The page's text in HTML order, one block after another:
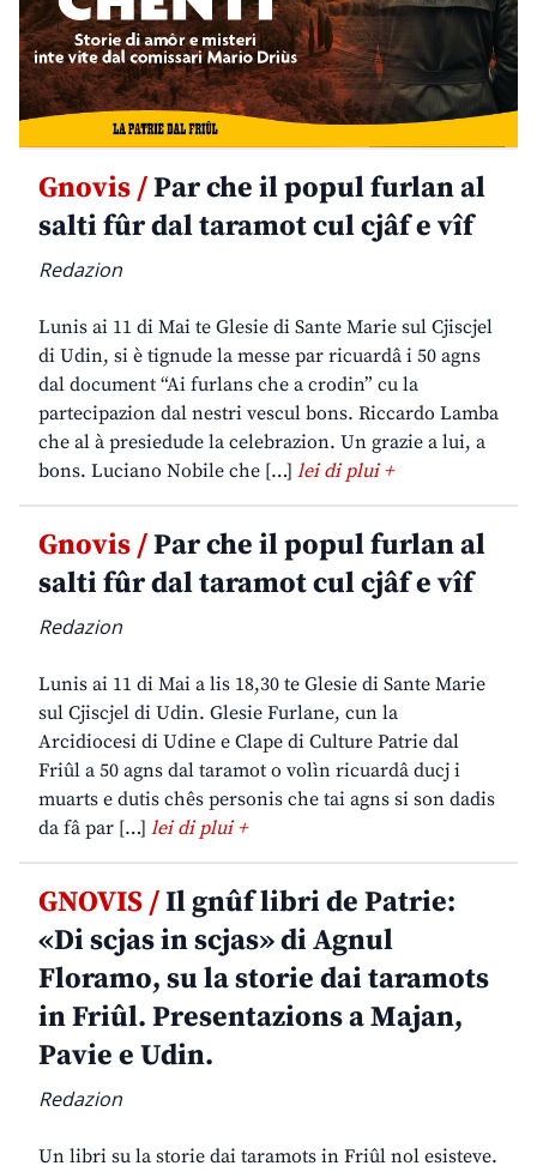
Gnovis /Par che il popul furlan al
salti fûr dal taramot cul cjâf e vîf
Redazion
Lunis ai 11 di Mai te Glesie di Sante Marie sul Cjiscjel
di Udin, si è tignude la messe par ricuardâ i 50 agns
dal document “Ai furlans che a crodin” cu la
partecipazion dal nestri vescul bons. Riccardo Lamba
che al à presiedude la celebrazion. Un grazie a lui, a
bons. Luciano Nobile che […] lei di plui +
Gnovis /Par che il popul furlan al
salti fûr dal taramot cul cjâf e vîf
Redazion
Lunis ai 11 di Mai a lis 18,30 te Glesie di Sante Marie
sul Cjiscjel di Udin. Glesie Furlane, cun la
Arcidiocesi di Udine e Clape di Culture Patrie dal
Friûl a 50 agns dal taramot o volìn ricuardâ ducj i
muarts e dutis chês personis che tai agns si son dadis
da fâ par […] lei di plui +
GNOVIS /Il gnûf libri de Patrie:
«Di scjas in scjas» di Agnul
Floramo, su la storie dai taramots
in Friûl. Presentazions a Majan,
Pavie e Udin.
Redazion
Un libri su la storie dai taramots in Friûl nol esisteve.